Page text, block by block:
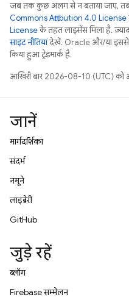
जब तक कुछ अलग से न बताया जाए, तब
Commons Attribution 4.0 License
Licenseके तहत लाइसेंस मिला है.
साइट नीतियांदेखें. Oracle और/या इससे
किया हुआ ट्रेडमार्क है.
आखिरी बार 2026-08-10 (UTC) को
जानें
मार्गदर्शिका
संदर्भ
नमूने
लाइब्रेरी
GitHub
जुड़े रहें
ब्लॉग
Firebase सम्मेलन